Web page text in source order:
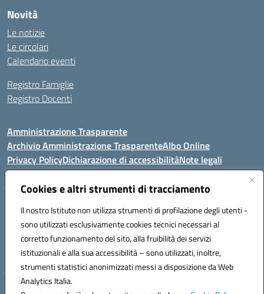
Cookies e altri strumenti di tracciamento
Il nostro Istituto non utilizza strumenti di profilazione degli utenti -
sono utilizzati esclusivamente cookies tecnici necessari al
corretto funzionamento del sito, alla fruibilità dei servizi
istituzionali e alla sua accessibilità – sono utilizzati, inoltre,
strumenti statistici anonimizzati messi a disposizione da Web
Analytics Italia.
Novità
Le notizie
Le circolari
Calendario eventi
Registro Famiglie
Registro Docenti
Amministrazione Trasparente
Archivio Amministrazione TrasparenteAlbo Online
Privacy PolicyDichiarazione di accessibilitàNote legali
Istituto Comprensivo Statale
8° G. FALCONE – R. SCAUDA"
Via Cupa Campanariello, 5 - 80059, Torre del Greco (NA)
Tel. +39 0818834377 - Fax +39 0818834377 - Cod.Fisc. 95170530638
Email: naic8df00a@istruzione.it - PEC: naic8df00a@pec.istruzione.it
Hosting & Powered by 3D Solution S.r.l.